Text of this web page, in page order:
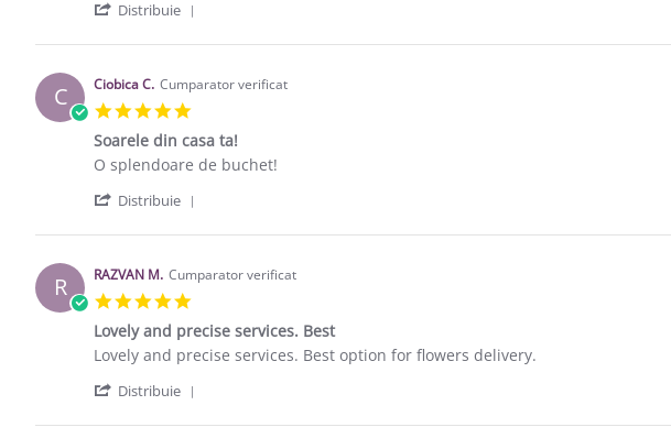
Distribuie
C Ciobica C. Cumparator verificat
5.0 star rating
Soarele din casa ta!
Review by Ciobica C. on 2 Sep 2017
review stating Soarele din casa ta!
O splendoare de buchet!
Distribuie
R RAZVAN M. Cumparator verificat
5.0 star rating
Lovely and precise services. Best
Review by RAZVAN M. on 19 May 2017
review stating Lovely and precise services. Best
Lovely and precise services. Best option for flowers delivery.
Distribuie